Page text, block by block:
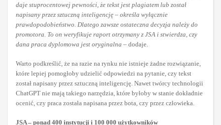
daje stuprocentowej pewności, że tekst jest plagiatem lub został
napisany przez sztuczną inteligencję – określa wyłącznie
prawdopodobieństwo. Dlatego zawsze ostateczna decyzja należy do
promotora. To on weryfikuje raport otrzymany z JSA i stwierdza, czy
dana praca dyplomowa jest oryginalna – dodaje.
Warto podkreślić, że na razie na rynku nie istnieje żadne rozwiązanie,
które lepiej pomogłoby udzielić odpowiedzi na pytanie, czy tekst
został napisany przez sztuczną inteligencję. Nawet twórcy technologii
ChatGPT nie mają takiego narzędzia, które byłoby w stanie dokładnie
ocenić, czy praca została napisana przez bota, czy przez człowieka.
JSA – ponad 400 instytucji i 100 000 użytkowników